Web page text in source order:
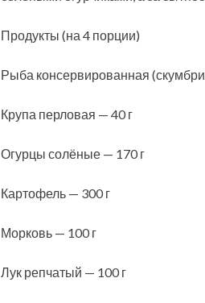
Продукты (на 4 порции)
Рыба консервированная
Крупа перловая — 40 г
Огурцы солёные — 170 г
Картофель — 300 г
Морковь — 100 г
Лук репчатый — 100 г